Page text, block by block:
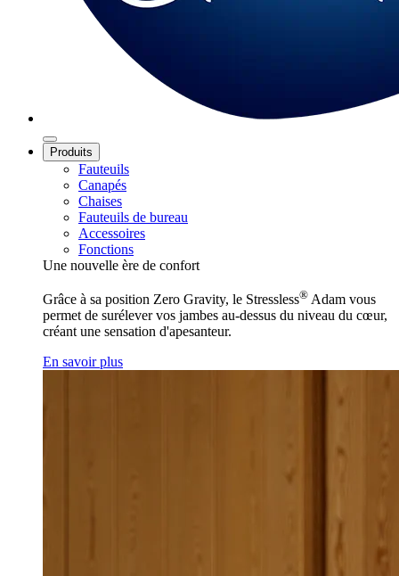
Produits
Fauteuils
Canapés
Chaises
Fauteuils de bureau
Accessoires
Fonctions
Une nouvelle ère de confort
Grâce à sa position Zero Gravity, le Stressless® Adam vous
permet de surélever vos jambes au-dessus du niveau du cœur,
créant une sensation d'apesanteur.
En savoir plus